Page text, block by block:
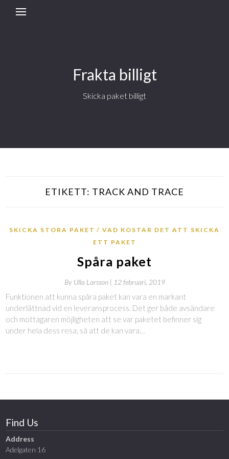
Frakta billigt
Skicka paket billigt
ETIKETT: TRACK AND TRACE
SKICKA STORA PAKET
VAD KOSTAR DET ATT SKICKA
ETT PAKET
Spåra paket
By Ulla Larsson | 12 februari, 2019
Funktionen att kunna spåra paket kan vara en markant
underlättnad vid en leveransprocess. Det ger både avsändare
och mottagaren möjligheten att se var paketet befinner sig
under hela dess resa, så att de kan vara…
Find Us
Address
Adelgaten 16